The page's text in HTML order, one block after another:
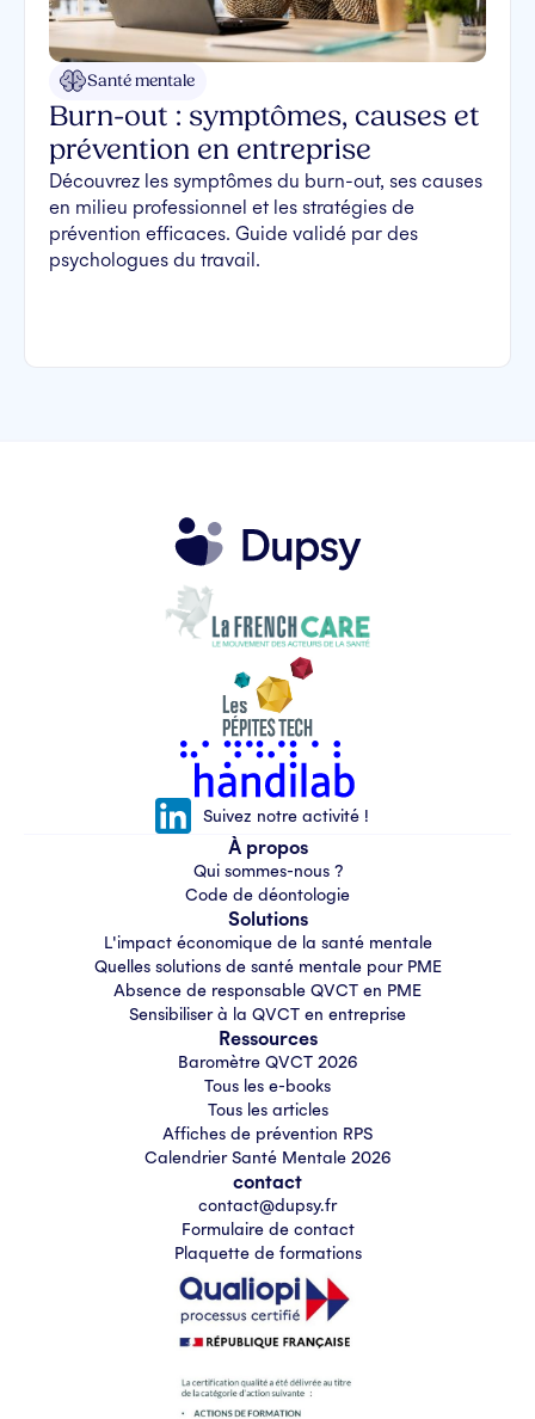
Santé mentale
Burn-out : symptômes, causes et
prévention en entreprise
Découvrez les symptômes du burn-out, ses causes
en milieu professionnel et les stratégies de
prévention efficaces. Guide validé par des
psychologues du travail.
Suivez notre activité !
À propos
Qui sommes-nous ?
Code de déontologie
Solutions
L'impact économique de la santé mentale
Quelles solutions de santé mentale pour PME
Absence de responsable QVCT en PME
Sensibiliser à la QVCT en entreprise
Ressources
Baromètre QVCT 2026
Tous les e-books
Tous les articles
Affiches de prévention RPS
Calendrier Santé Mentale 2026
contact
contact@dupsy.fr
Formulaire de contact
Plaquette de formations